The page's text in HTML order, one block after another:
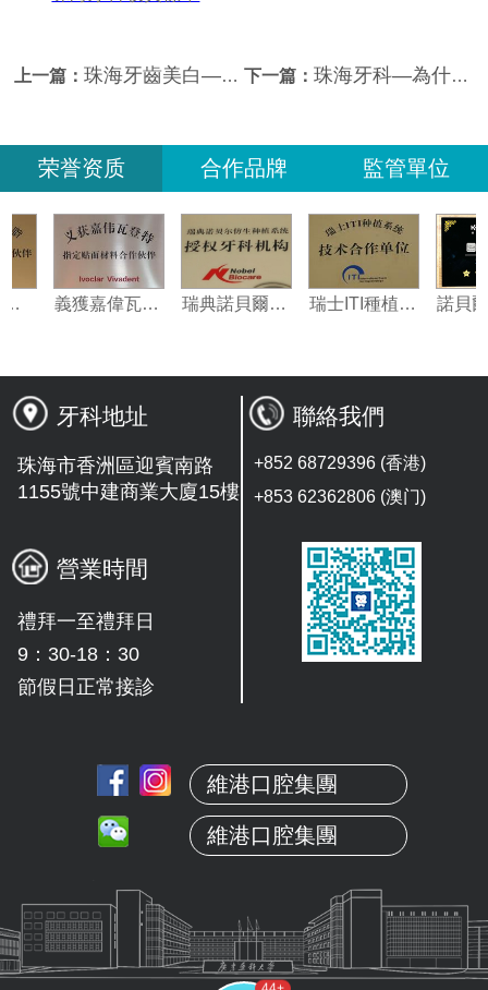
上一篇：珠海牙齒美白—診室漂白 下一篇： 珠海牙科—為什麼強調在漂白過程中需要醫生指導？
荣誉资质 合作品牌 監管單位
牙科地址
珠海市香洲區迎賓南路
1155號中建商業大廈15樓
營業時間
禮拜一至禮拜日
9：30-18：30
節假日正常接診
維港口腔集團
維港口腔集團
聯絡我們
+852 68729396 (香港)
+853 62362806 (澳门)